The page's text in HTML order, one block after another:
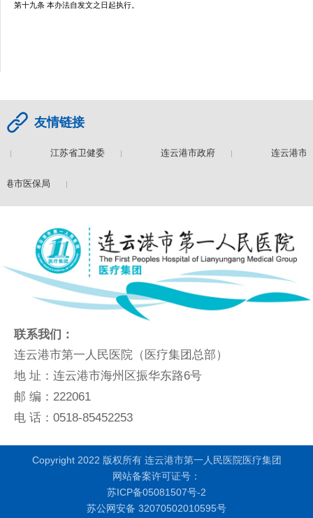
第十九条 本办法自发文之日起执行。
友情链接
江苏省卫健委 连云港市政府 连云港市卫
市医保局
联系我们：
连云港市第一人民医院（医疗集团总部）
地 址：连云港市海州区振华东路6号
邮 编：222061
电 话：0518-85452253
Copyright 2022 版权所有 连云港市第一人民医院医疗集团
网站备案许可证号：
苏ICP备05081507号-2
苏公网安备 32070502010595号